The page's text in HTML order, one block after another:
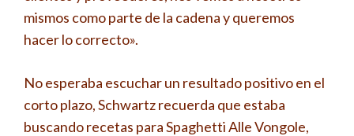
mismos como parte de la cadena y queremos
hacer lo correcto».
No esperaba escuchar un resultado positivo en el
corto plazo, Schwartz recuerda que estaba
buscando recetas para Spaghetti Alle Vongole,